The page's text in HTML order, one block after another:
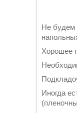
Не будем
Хорошее
Иногда